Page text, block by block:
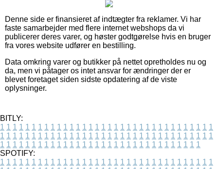
Denne side er finansieret af indtægter fra reklamer. Vi har
faste samarbejder med flere internet webshops da vi
publicerer deres varer, og høster godtgørelse hvis en bruger
fra vores website udfører en bestilling.
Data omkring varer og butikker på nettet opretholdes nu og
da, men vi påtager os intet ansvar for ændringer der er
blevet foretaget siden sidste opdatering af de viste
oplysninger.
BITLY:
1 1 1 1 1 1 1 1 1 1 1 1 1 1 1 1 1 1 1 1 1 1 1 1 1 1 1 1 1 1 1 1 1 1
1 1 1 1 1 1 1 1 1 1 1 1 1 1 1 1 1 1 1 1 1 1 1 1 1 1 1 1 1 1 1 1 1 1
1 1 1 1 1 1 1 1 1 1 1 1 1 1 1 1 1 1 1 1 1 1 1 1 1 1 1 1 1 1 1 1
SPOTIFY:
1 1 1 1 1 1 1 1 1 1 1 1 1 1 1 1 1 1 1 1 1 1 1 1 1 1 1 1 1 1 1 1 1 1